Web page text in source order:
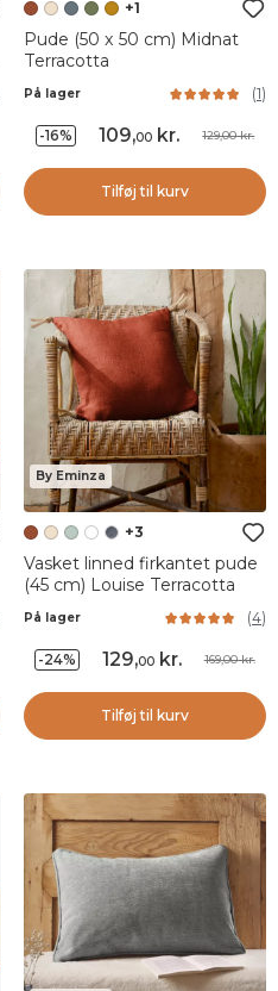
+1
Pude (50 x 50 cm) Midnat
Terracotta
På lager (1)
-16% 109,00kr. 129,00 kr.
Tilføj til kurv
By Eminza
+3
Vasket linned firkantet pude
(45 cm) Louise Terracotta
På lager (4)
-24% 129,00kr. 169,00 kr.
Tilføj til kurv